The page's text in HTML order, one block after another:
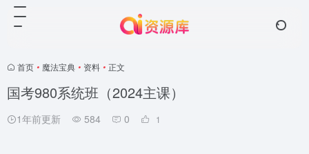
首页 • 魔法宝典 • 资料 • 正文
国考980系统班（2024主课）
1年前更新 584 0 1